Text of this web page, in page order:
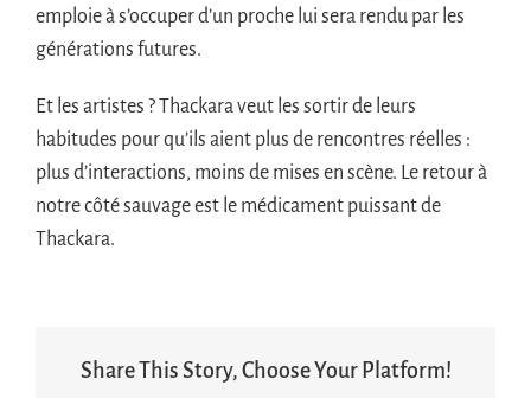
emploie à s’occuper d’un proche lui sera rendu par les
générations futures.
Et les artistes ? Thackara veut les sortir de leurs
habitudes pour qu’ils aient plus de rencontres réelles :
plus d’interactions, moins de mises en scène. Le retour à
notre côté sauvage est le médicament puissant de
Thackara.
Share This Story, Choose Your Platform!